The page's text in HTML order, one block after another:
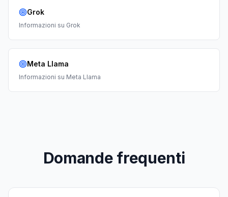
Grok
Informazioni su Grok
Meta Llama
Informazioni su Meta Llama
Domande frequenti